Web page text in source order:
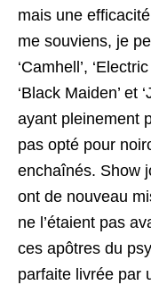
mais une
me souviens, je
‘Camhell’,
‘Black Maiden’ et
ayant pleinement
pas opté pour
enchaînés. Show
ont de nouveau
ne l’étaient pas
ces apôtres du
parfaite livrée par